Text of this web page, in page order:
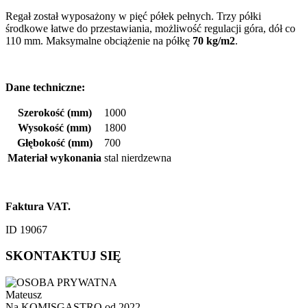
Regał został wyposażony w pięć półek pełnych. Trzy półki
środkowe łatwe do przestawiania, możliwość regulacji góra, dół co
110 mm. Maksymalne obciążenie na półkę 70 kg/m2.
Dane techniczne:
Szerokość (mm)
1000
Wysokość (mm)
1800
Głębokość (mm)
700
Materiał wykonania stal nierdzewna
Faktura VAT.
ID 19067
SKONTAKTUJ SIĘ
Mateusz